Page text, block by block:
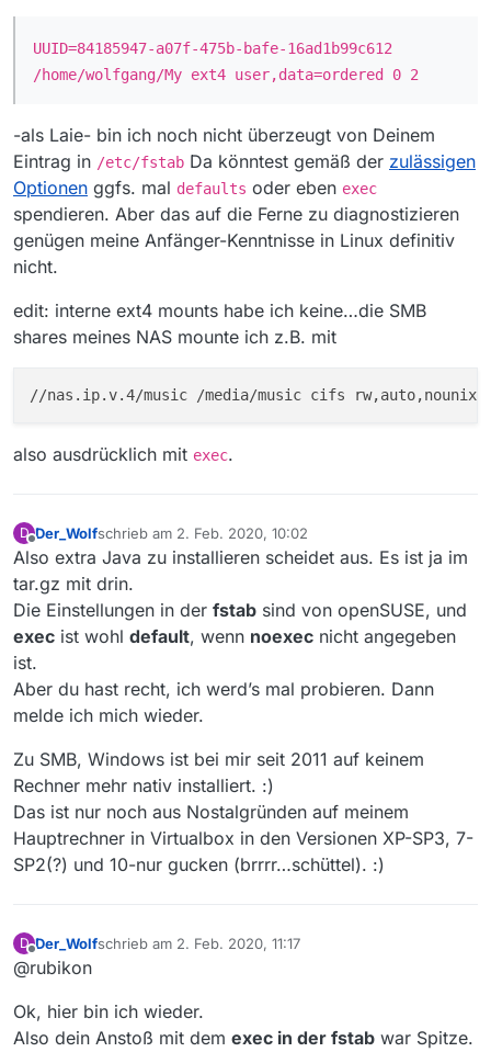
UUID=84185947-a07f-475b-bafe-16ad1b99c612
/home/wolfgang/My ext4 user,data=ordered 0 2
-als Laie- bin ich noch nicht überzeugt von Deinem
Eintrag in /etc/fstab Da könntest gemäß der zulässigen
Optionen ggfs. mal defaults oder eben exec
spendieren. Aber das auf die Ferne zu diagnostizieren
genügen meine Anfänger-Kenntnisse in Linux definitiv
nicht.
edit: interne ext4 mounts habe ich keine…die SMB
shares meines NAS mounte ich z.B. mit
//nas.ip.v.4/music /media/music cifs
also ausdrücklich mit exec.
D Der_Wolfschrieb am 2. Feb. 2020, 10:02
zuletzt editiert von
Also extra Java zu installieren scheidet aus. Es ist ja im
tar.gz mit drin.
Die Einstellungen in der fstab sind von openSUSE, und
exec ist wohl default, wenn noexec nicht angegeben
ist.
Aber du hast recht, ich werd’s mal probieren. Dann
melde ich mich wieder.
Zu SMB, Windows ist bei mir seit 2011 auf keinem
Rechner mehr nativ installiert. :)
Das ist nur noch aus Nostalgründen auf meinem
Hauptrechner in Virtualbox in den Versionen XP-SP3, 7-
SP2(?) und 10-nur gucken (brrrr…schüttel). :)
D
Offline
Der_Wolfschrieb am 2. Feb. 2020, 11:17
zuletzt editiert von
@rubikon
Ok, hier bin ich wieder.
Also dein Anstoß mit dem exec in der fstab war Spitze.